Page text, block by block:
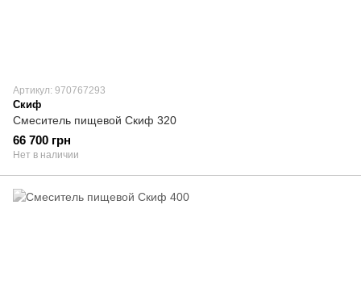
Артикул: 970767293
Скиф
Смеситель пищевой Скиф 320
66 700 грн
Нет в наличии